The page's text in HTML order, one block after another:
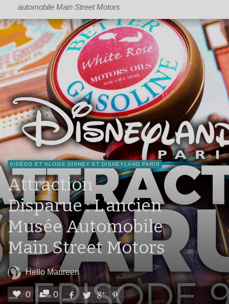
automobile Main Street Motors
VIDÉOS ET VLOGS DISNEY ET DISNEYLAND PARIS
Attraction
Disparue : L’ancien
Musée Automobile
Main Street Motors
Hello Maureen
0 0